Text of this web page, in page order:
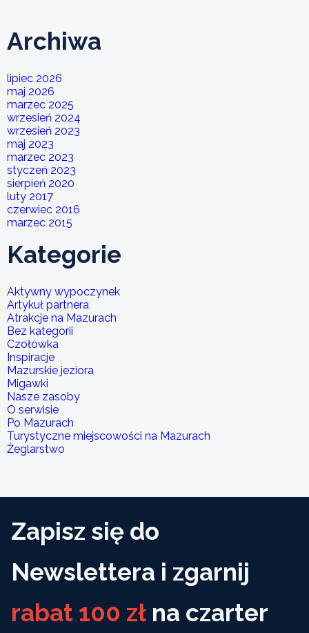
Archiwa
lipiec 2026
maj 2026
marzec 2025
wrzesień 2024
wrzesień 2023
maj 2023
marzec 2023
styczeń 2023
sierpień 2020
luty 2017
czerwiec 2016
marzec 2015
Kategorie
Aktywny wypoczynek
Artykuł partnera
Atrakcje na Mazurach
Bez kategorii
Czołówka
Inspiracje
Mazurskie jeziora
Migawki
Nasze zasoby
O serwisie
Po Mazurach
Turystyczne miejscowości na Mazurach
Żeglarstwo
Zapisz się do
Newslettera i zgarnij
rabat 100 zł na czarter